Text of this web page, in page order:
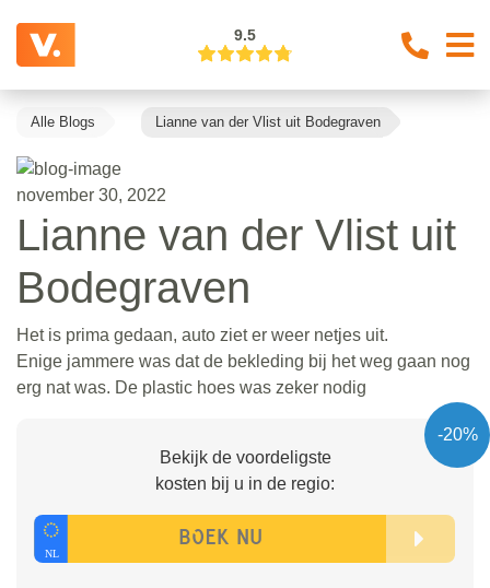
9.5
Alle Blogs Lianne van der Vlist uit Bodegraven
november 30, 2022
Lianne van der Vlist uit
Bodegraven
Het is prima gedaan, auto ziet er weer netjes uit.
Enige jammere was dat de bekleding bij het weg gaan nog
erg nat was. De plastic hoes was zeker nodig
-20%
Bekijk de voordeligste
kosten bij u in de regio: